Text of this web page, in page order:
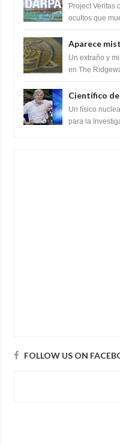
que
crear el
Project Veritas
ocultos que
Aparece
Reino Unido
Un extraño y
en The
Científico
ayudado
prueba del
Un físico
para la
FOLLOW US ON